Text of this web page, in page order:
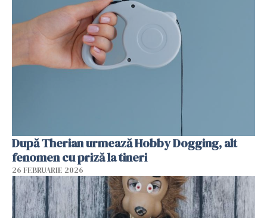
După Therian urmează Hobby Dogging, alt
fenomen cu priză la tineri
26 FEBRUARIE 2026